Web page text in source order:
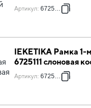
Артикул: 6725031
IEKETIKA Рамка 1-
6725111 слоновая
Артикул: 6725111